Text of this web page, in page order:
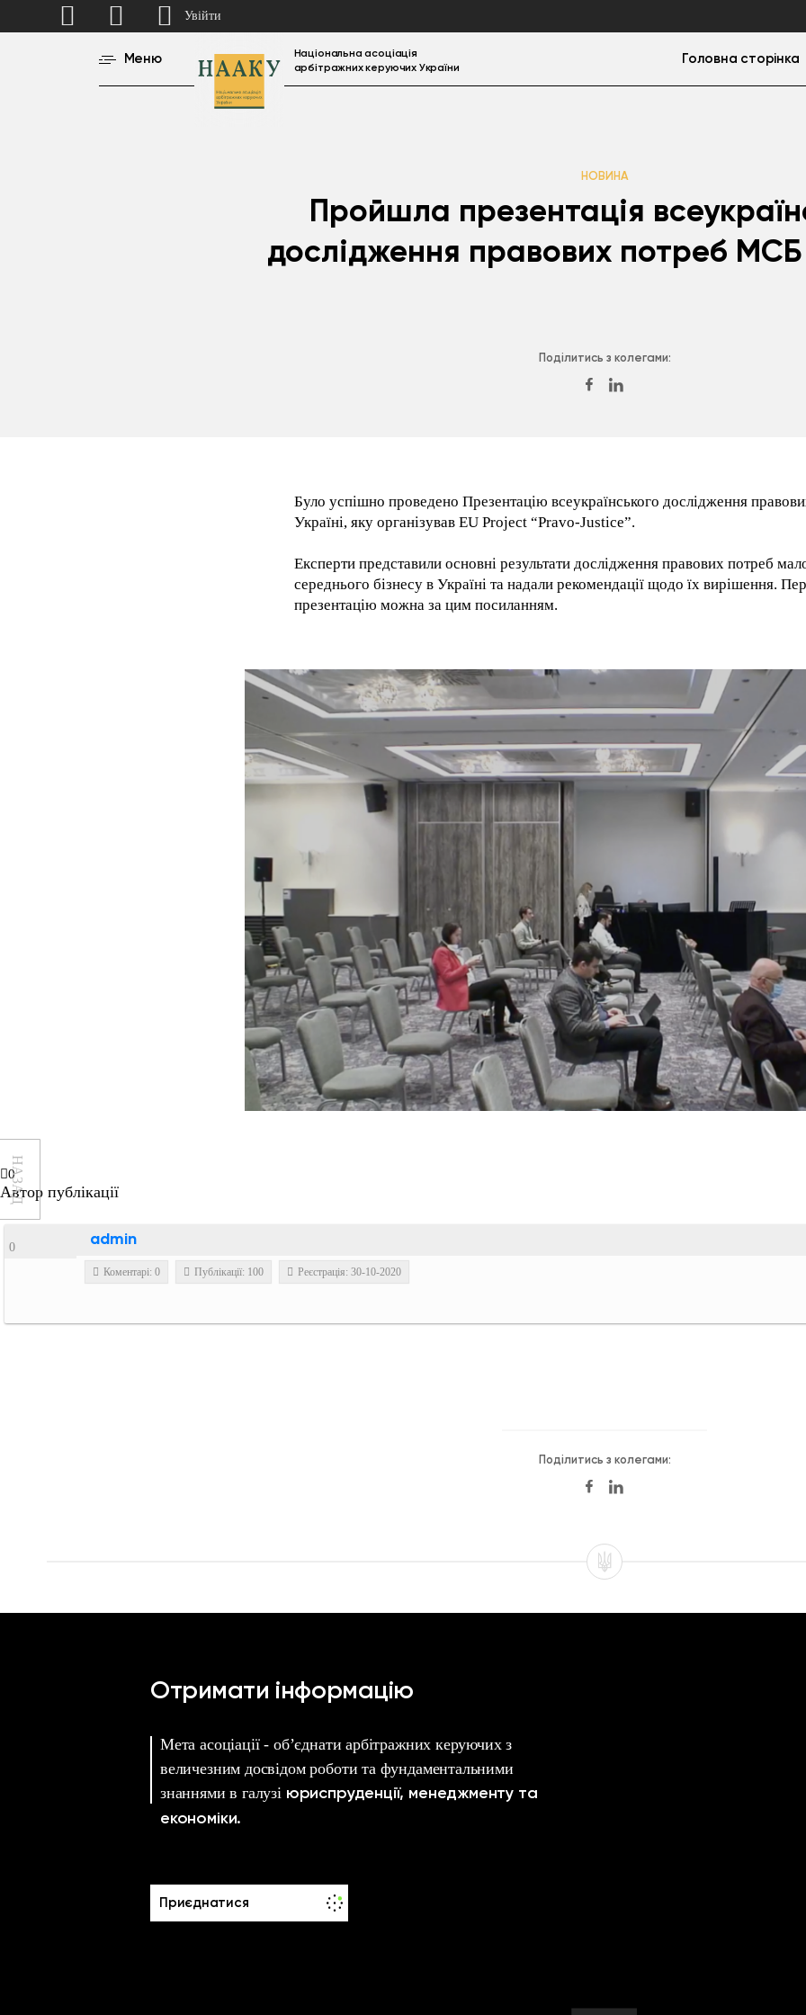
Меню
Національна асоціація
арбітражних керуючих України
Головна сторінка
НОВИНА
Пройшла презентація
дослідження правових потреб МСБ
Поділитись з колегами:
НАЗАД
Було успішно проведено Презентацію всеукраїнського дослідження
Україні, яку організував EU Project “Pravo-Justice”.
Експерти представили основні результати дослідження правових потреб
середнього бізнесу в Україні та надали рекомендації щодо їх вирішення.
презентацію можна за цим посиланням.
0
Автор публікації
admin
0
Коментарі: 0 Публікації: 100 Реєстрація: 30-10-2020
Поділитись з колегами:
Отримати інформацію
Мета асоціації - об’єднати арбітражних керуючих з
величезним досвідом роботи та фундаментальними
знаннями в галузі юриспруденції, менеджменту та
економіки.
Приєднатися
Увійти